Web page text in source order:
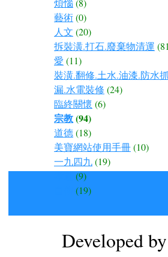
藝術(0)
人文 (20)
拆裝潢.打石.廢棄物清運
愛 (11)
裝潢.翻修.土水.油漆.防水抓
漏.水電裝修 (24)
臨終關懷 (6)
宗教(94)
道德(18)
美寶網站使用手冊(10)
一九四九(19)
孝道(9)
(19)
Developed by